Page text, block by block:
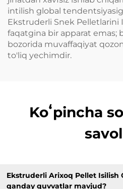
intilish global
Ekstruderli Snek Pelletlarini
faqatgina bir apparat emas;
bozorida muvaffaqiyat
to'liq yechimdir.
Koʻpincha
Ekstruderli Arixoq Pellet Isilish
qanday quvvatlar mavjud?